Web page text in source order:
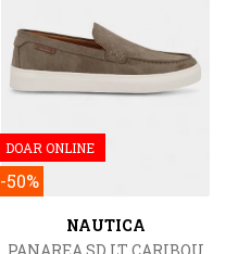
DOAR ONLINE
-50%
NAUTICA